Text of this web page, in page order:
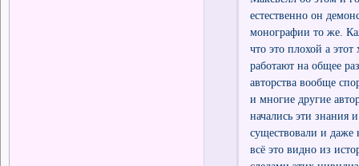
естественно он
монографии то же.
что это плохой а
работают на общее
авторства вообще
и многие другие
начались эти знания
существовали и
всё это видно из